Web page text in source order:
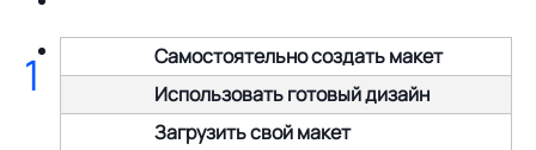
Самостоятельно создать макет
Использовать готовый дизайн
Загрузить свой макет
1